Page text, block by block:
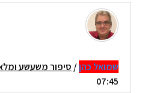
שמואל כהן/ סיפור משעשע
07:45